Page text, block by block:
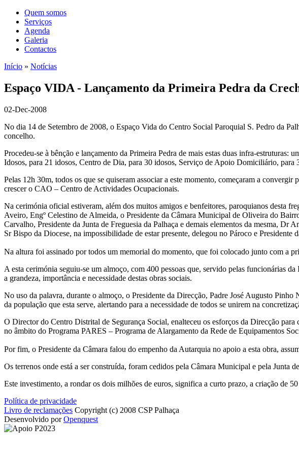
Quem somos
Serviços
Agenda
Galeria
Contactos
Início » Notícias
Espaço VIDA - Lançamento da Primeira Pedra da
02-Dec-2008
No dia 14 de Setembro de 2008, o Espaço Vida do Centro Social Paroquial S. Pedro da
concelho.
Procedeu-se à bênção e lançamento da Primeira Pedra de mais estas duas infra-
Idosos, para 21 idosos, Centro de Dia, para 30 idosos, Serviço de Apoio Domiciliário,
Pelas 12h 30m, todos os que se quiseram associar a este momento, começaram a
crescer o CAO – Centro de Actividades Ocupacionais.
Na cerimónia oficial estiveram, além dos muitos amigos e benfeitores, paroquianos desta
Aveiro, Engº Celestino de Almeida, o Presidente da Câmara Municipal de Oliveira do
Carvalho, Presidente da Junta de Freguesia da Palhaça e demais elementos da mesma, Dr
Sr Bispo da Diocese, na impossibilidade de estar presente, delegou no Pároco e Presidente
Na altura foi assinado por todos um memorial do momento, que foi colocado junto com a
A esta cerimónia seguiu-se um almoço, com 400 pessoas que, servido pelas funcionárias
a grandeza, importância e necessidade destas obras sociais.
No uso da palavra, durante o almoço, o Presidente da Direcção, Padre José Augusto
da população que esta serve, alertando para a necessidade de todos se unirem na
O Director do Centro Distrital de Segurança Social, enalteceu os esforços da Direcção
no âmbito do Programa PARES – Programa de Alargamento da Rede de Equipamentos
Por fim, o Presidente da Câmara falou do empenho da Autarquia no apoio a esta obra,
Os terrenos onde está a ser construída, foram cedidos pela Câmara Municipal e pela Junta
Este investimento, a rondar os dois milhões de euros, significa a curto prazo, a criação de
Política de privacidade
Livro de reclamações Copyright (c) 2008 CSP Palhaça
Desenvolvido porOpenquest